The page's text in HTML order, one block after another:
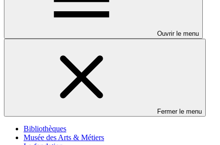
Ouvrir le menu
Fermer le menu
Bibliothèques
Musée des Arts & Métiers